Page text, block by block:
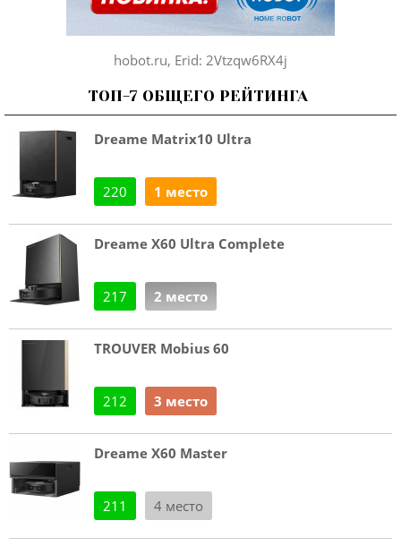
hobot.ru, Erid: 2Vtzqw6RX4j
ТОП-7 ОБЩЕГО РЕЙТИНГА
Dreame Matrix10 Ultra
220 1 место
Dreame X60 Ultra Complete
217 2 место
TROUVER Mobius 60
212 3 место
Dreame X60 Master
211 4 место